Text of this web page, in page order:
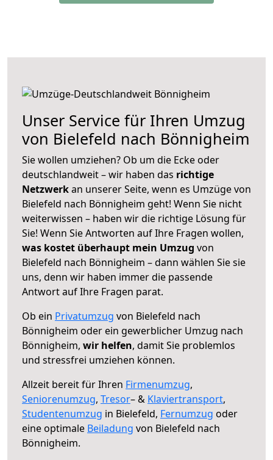
Unser Service für Ihren Umzug
von Bielefeld nach Bönnigheim
Sie wollen umziehen? Ob um die Ecke oder
deutschlandweit – wir haben das richtige
Netzwerkan unserer Seite, wenn es Umzüge von
Bielefeld nach Bönnigheim geht! Wenn Sie nicht
weiterwissen – haben wir die richtige Lösung für
Sie! Wenn Sie Antworten auf Ihre Fragen wollen,
was kostet überhaupt mein Umzug von
Bielefeld nach Bönnigheim – dann wählen Sie sie
uns, denn wir haben immer die passende
Antwort auf Ihre Fragen parat.
Ob ein Privatumzug von Bielefeld nach
Bönnigheim oder ein gewerblicher Umzug nach
Bönnigheim, wir helfen, damit Sie problemlos
und stressfrei umziehen können.
Allzeit bereit für Ihren Firmenumzug,
Seniorenumzug, Tresor– & Klaviertransport,
Studentenumzug in Bielefeld, Fernumzug oder
eine optimale Beiladung von Bielefeld nach
Bönnigheim.